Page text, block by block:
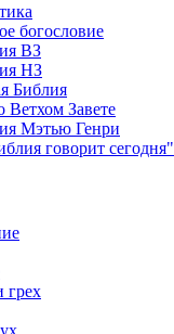
богословие
ВЗ
НЗ
Библия
Ветхом Завете
Мэтью Генри
говорит сегодня"
грех